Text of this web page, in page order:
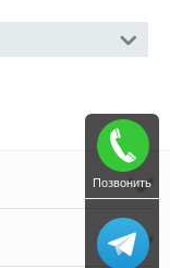
Позвонить